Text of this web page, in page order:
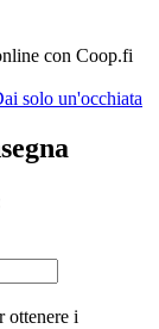
con Coop.fi
solo un'occhiata
ottenere i